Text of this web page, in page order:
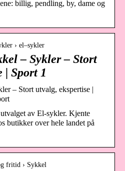
billig, pendling, by, dame og
› el–sykler
– Sykler – Stort
| Sport 1
– Stort utvalg, ekspertise |
av El-sykler. Kjente
butikker over hele landet på
fritid › Sykkel